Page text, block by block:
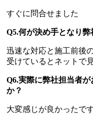
すぐに問合せました
Q5.何が決め手となり
迅速な対応と施工前後
受けているとネットで
Q6.実際に弊社担当者
か？
大変感じが良かったで